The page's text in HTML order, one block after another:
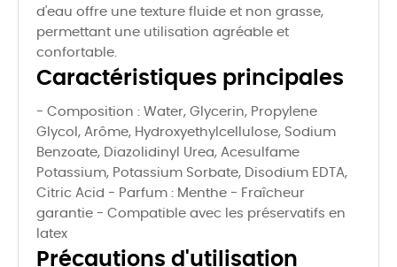
d'eau offre une texture fluide et non grasse,
permettant une utilisation agréable et
confortable.
Caractéristiques principales
- Composition : Water, Glycerin, Propylene
Glycol, Arôme, Hydroxyethylcellulose, Sodium
Benzoate, Diazolidinyl Urea, Acesulfame
Potassium, Potassium Sorbate, Disodium EDTA,
Citric Acid - Parfum : Menthe - Fraîcheur
garantie - Compatible avec les préservatifs en
latex
Précautions d'utilisation